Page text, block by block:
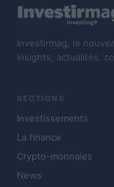
Investirmag, le
Insights, actualités,
SECTIONS
Investissements
La finance
Crypto-monnaies
News